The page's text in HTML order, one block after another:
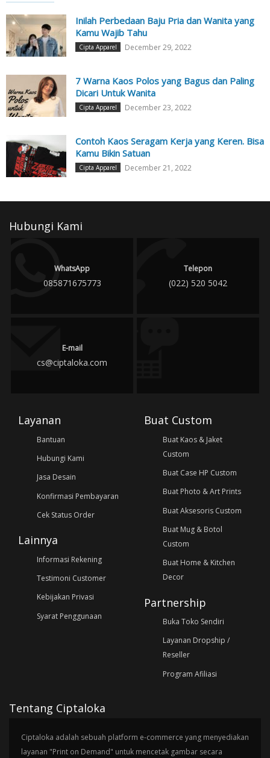
Inilah Perbedaan Baju Pria dan Wanita yang
Kamu Wajib Tahu
Cipta Apparel December 29, 2022
7 Warna Kaos Polos yang Bagus dan Paling
Dicari Untuk Wanita
Cipta Apparel December 23, 2022
Contoh Kaos Seragam Kerja yang Keren. Bisa
Kamu Bikin Satuan
Cipta Apparel December 21, 2022
Hubungi Kami
WhatsApp
085871675773
Telepon
(022) 520 5042
E-mail
cs@ciptaloka.com
Layanan
Bantuan
Hubungi Kami
Jasa Desain
Konfirmasi Pembayaran
Cek Status Order
Lainnya
Informasi Rekening
Testimoni Customer
Kebijakan Privasi
Syarat Penggunaan
Buat Custom
Buat Kaos & Jaket
Custom
Buat Case HP Custom
Buat Photo & Art Prints
Buat Aksesoris Custom
Buat Mug & Botol
Custom
Buat Home & Kitchen
Decor
Partnership
Buka Toko Sendiri
Layanan Dropship /
Reseller
Program Afiliasi
Tentang Ciptaloka
Ciptaloka adalah sebuah platform e-commerce yang menyediakan
layanan "Print on Demand" untuk mencetak gambar secara